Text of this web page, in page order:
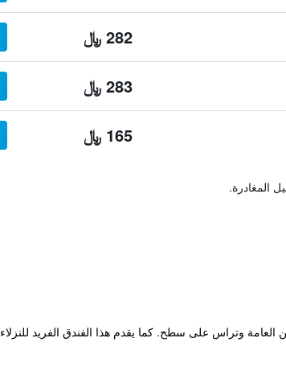
282 ﷼
283 ﷼
165 ﷼
المغادرة.
وتراس على سطح. كما يقدم هذا الفندق الفريد للنزلاء